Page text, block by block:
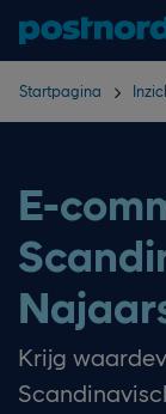
Hoppa över
Startpagina
E-
Krijg